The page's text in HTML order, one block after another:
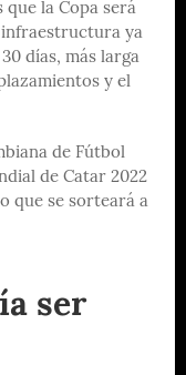
que la Copa será
ya
días, más larga
y el
de Fútbol
de Catar 2022
que se sorteará a
ser